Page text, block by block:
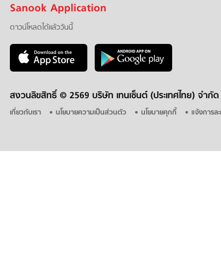
Sanook Application
ดาวน์โหลดได้แล้ววันนี้
สงวนลิขสิทธิ์ © 2569 บริษัท เทนเซ็นต์ (ประเทศไทย) จำกัด
เกี่ยวกับเรา นโยบายความเป็นส่วนตัว นโยบายคุกกี้ แจ้งการล